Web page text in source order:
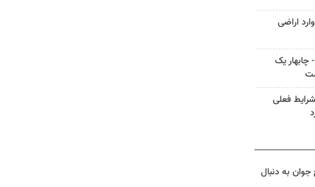
اراضی
یک
فعلی
به دنبال